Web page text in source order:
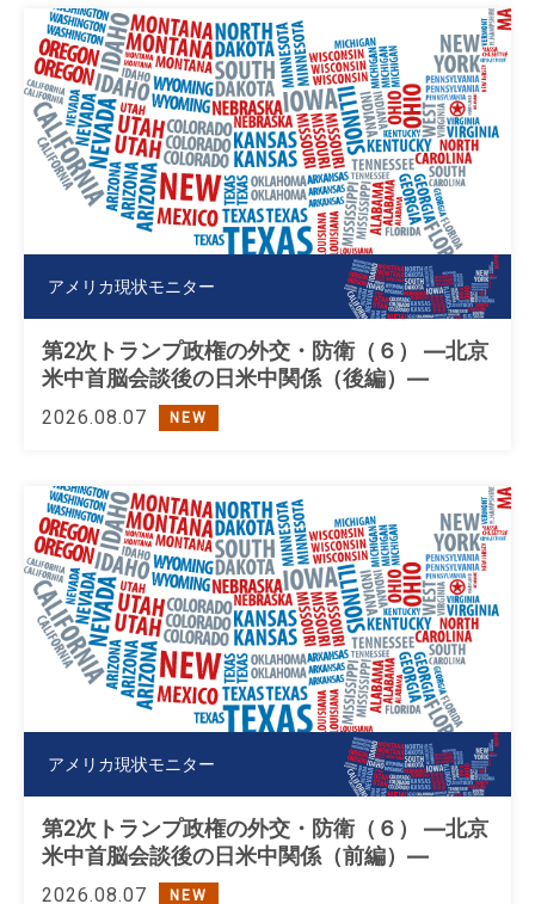
2026.08.07 NEW
第2次トランプ政権の外交・防衛（６） ―北京
米中首脳会談後の日米中関係（後編）―
アメリカ現状モニター
2026.08.07 NEW
第2次トランプ政権の外交・防衛（６） ―北京
米中首脳会談後の日米中関係（前編）―
アメリカ現状モニター